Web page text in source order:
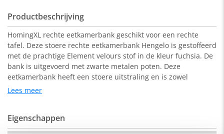
Productbeschrijving
HomingXL rechte eetkamerbank geschikt voor een rechte
tafel. Deze stoere rechte eetkamerbank Hengelo is gestoffeerd
met de prachtige Element velours stof in de kleur fuchsia. De
bank is uitgevoerd met zwarte metalen poten. Deze
eetkamerbank heeft een stoere uitstraling en is zowel
geschikt voor een industrieel als een modern interieur.
De kleur op de foto kan per computerscherm afwijken van de
werkelijkheid. Zeker weten dat dit de kleur is die je zoekt?
Lees meer
Eigenschappen